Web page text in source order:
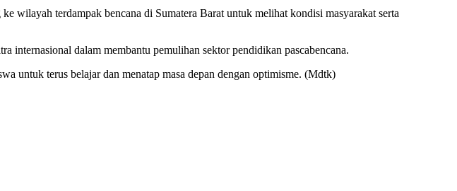
wilayah terdampak bencana di Sumatera Barat untuk melihat kondisi masyarakat serta
internasional dalam membantu pemulihan sektor pendidikan pascabencana.
untuk terus belajar dan menatap masa depan dengan optimisme. (Mdtk)